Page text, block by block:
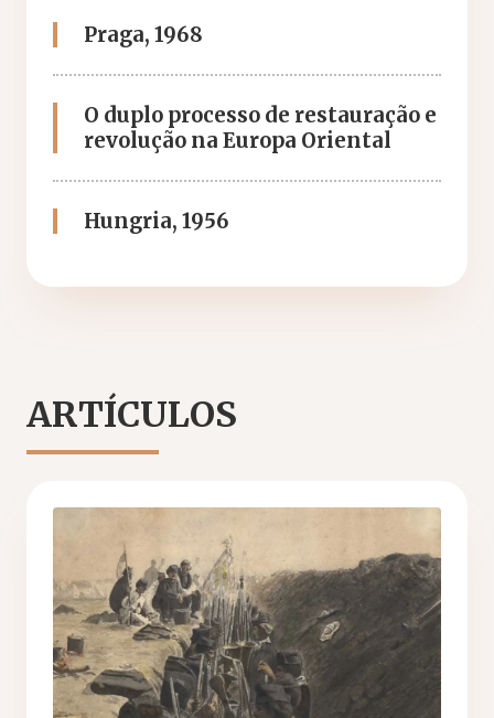
Praga, 1968
O duplo processo de restauração e
revolução na Europa Oriental
Hungria, 1956
ARTÍCULOS